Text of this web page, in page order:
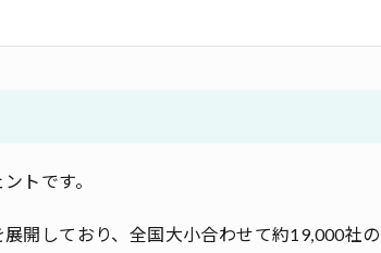
トです。
開しており、全国大小合わせて約19,000社の